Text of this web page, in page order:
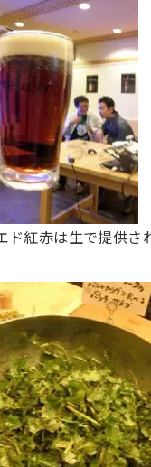
ド紅赤は生で提供さ